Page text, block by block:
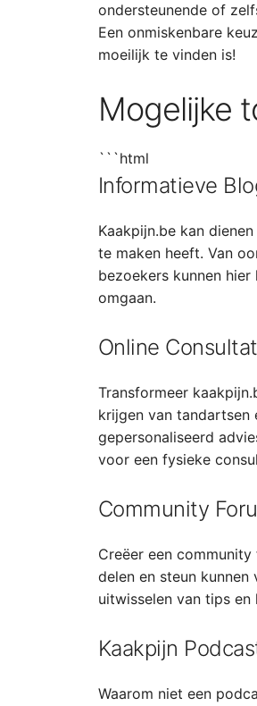
ondersteunende of
Een onmiskenbare
moeilijk te vinden is!
Mogelijke
```html
Informatieve
Kaakpijn.be kan
te maken heeft. Van
bezoekers kunnen
omgaan.
Online
Transformeer
krijgen van tandartsen
gepersonaliseerd
voor een fysieke
Community
Creëer een
delen en steun
uitwisselen van tips en
Kaakpijn
Waarom niet een